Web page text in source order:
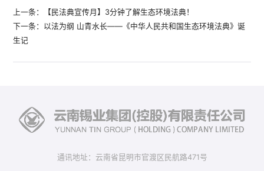
上一条：【民法典宣传月】3分钟了解生态环境法典！
下一条：以法为纲 山青水长——《中华人民共和国生态环境法典》诞
生记
通讯地址：云南省昆明市官渡区民航路471号